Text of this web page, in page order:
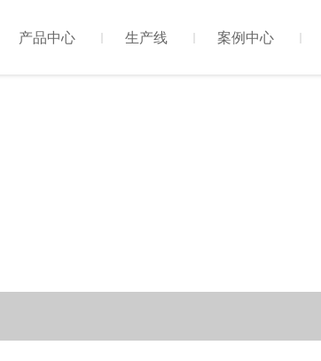
产品中心 生产线 案例中心